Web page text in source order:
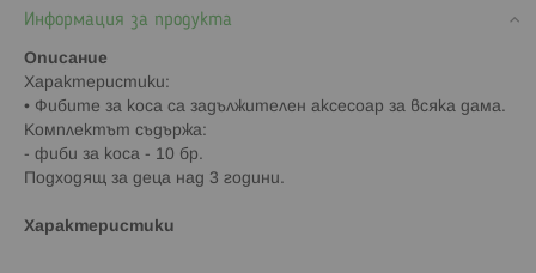
Информация за продукта
Описание
Характеристики:
• Фибите за коса са задължителен аксесоар за всяка дама.
Комплектът съдържа:
- фиби за коса - 10 бр.
Подходящ за деца над 3 години.
Характеристики